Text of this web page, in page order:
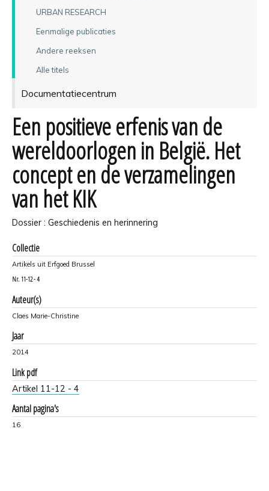
URBAN RESEARCH
Eenmalige publicaties
Andere reeksen
Alle titels
Documentatiecentrum
Een positieve erfenis van de
wereldoorlogen in België. Het
concept en de verzamelingen
van het KIK
Dossier : Geschiedenis en herinnering
Collectie
Artikels uit Erfgoed Brussel
Nr. 11-12 - 4
Auteur(s)
Claes Marie-Christine
Jaar
2014
Link pdf
Artikel 11-12 - 4
Aantal pagina's
16